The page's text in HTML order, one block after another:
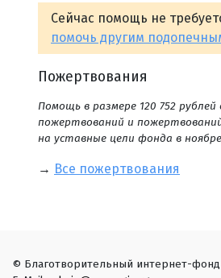
Сейчас помощь не
помочь другим
Пожертвования
Помощь в размере 120 752 рублей
пожертвований и
на уставные цели фонда в ноябре
→ Все пожертвования
© Благотворительный интернет-